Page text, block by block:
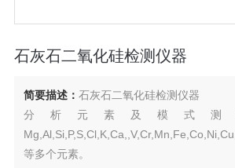
石灰石二氧化硅检测仪器
简要描述： 石灰石二氧化硅检测仪器
分析元素及模式测
等多个元素。